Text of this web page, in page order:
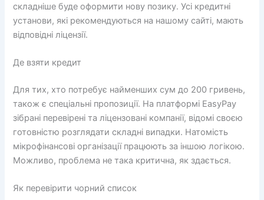
складніше буде оформити нову позику. Усі кредитні
установи, які рекомендуються на нашому сайті, мають
відповідні ліцензії.
Де взяти кредит
Для тих, хто потребує найменших сум до 200 гривень,
також є спеціальні пропозиції. На платформі EasyPay
зібрані перевірені та ліцензовані компанії, відомі своєю
готовністю розглядати складні випадки. Натомість
мікрофінансові організації працюють за іншою логікою.
Можливо, проблема не така критична, як здається.
Як перевірити чорний список